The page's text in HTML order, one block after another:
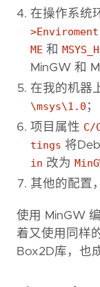
在操作系统
>Enviroment
ME 和
MinGW 和
在我的机器
\msys\1.0 ；
项目属性 C/
tings 将
in 改为
其他的配置
使用 MinGW
着又使用同样
Box2D库，也